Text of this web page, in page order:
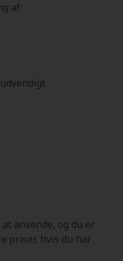
af:
anvende, og du er
priser, hvis du har